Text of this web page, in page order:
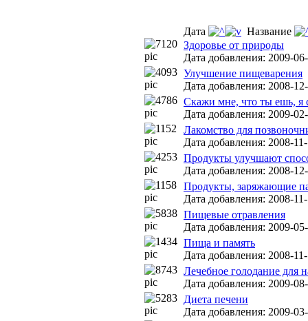
Дата
Название
Здоровье от природы
Дата добавления: 2009-
Улучшение пищеварения
Дата добавления: 2008-
Скажи мне, что ты ешь, я
Дата добавления: 2009-
Лакомство для
Дата добавления: 2008-
Продукты улучшают
Дата добавления: 2008-
Продукты, заряжающие
Дата добавления: 2008-
Пищевые отравления
Дата добавления: 2009-
Пища и память
Дата добавления: 2008-
Лечебное голодание для
Дата добавления: 2009-
Диета печени
Дата добавления: 2009-